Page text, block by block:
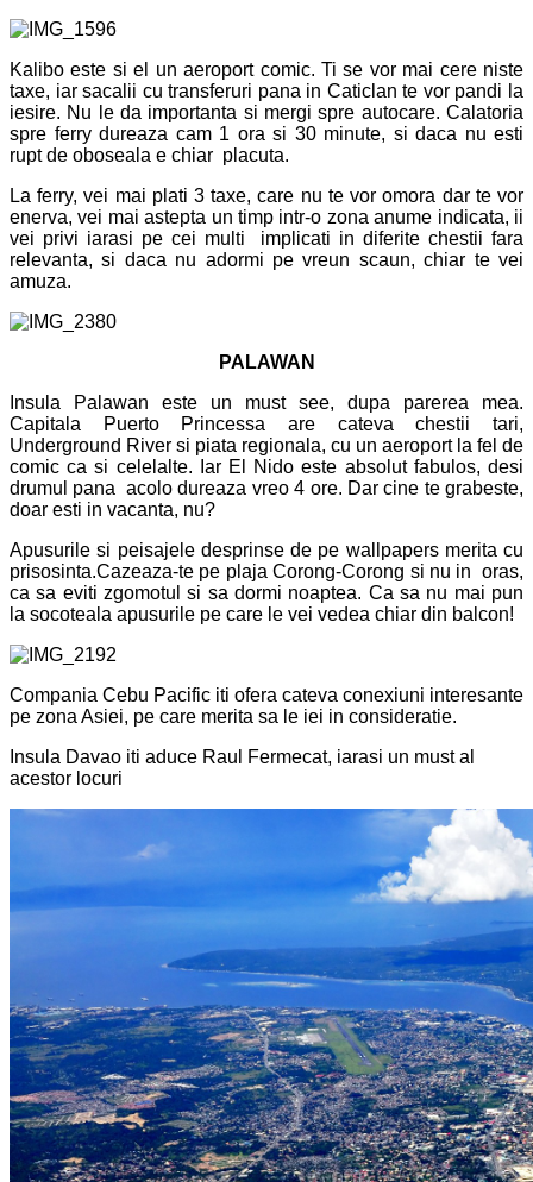
Kalibo este si el un aeroport comic. Ti se vor mai cere niste
taxe, iar sacalii cu transferuri pana in Caticlan te vor pandi la
iesire. Nu le da importanta si mergi spre autocare. Calatoria
spre ferry dureaza cam 1 ora si 30 minute, si daca nu esti
rupt de oboseala e chiar placuta.
La ferry, vei mai plati 3 taxe, care nu te vor omora dar te vor
enerva, vei mai astepta un timp intr-o zona anume indicata, ii
vei privi iarasi pe cei multi implicati in diferite chestii fara
relevanta, si daca nu adormi pe vreun scaun, chiar te vei
amuza.
PALAWAN
Insula Palawan este un must see, dupa parerea mea.
Capitala Puerto Princessa are cateva chestii tari,
Underground River si piata regionala, cu un aeroport la fel de
comic ca si celelalte. Iar El Nido este absolut fabulos, desi
drumul pana acolo dureaza vreo 4 ore. Dar cine te grabeste,
doar esti in vacanta, nu?
Apusurile si peisajele desprinse de pe wallpapers merita cu
prisosinta.Cazeaza-te pe plaja Corong-Corong si nu in oras,
ca sa eviti zgomotul si sa dormi noaptea. Ca sa nu mai pun
la socoteala apusurile pe care le vei vedea chiar din balcon!
Compania Cebu Pacific iti ofera cateva conexiuni interesante
pe zona Asiei, pe care merita sa le iei in consideratie.
Insula Davao iti aduce Raul Fermecat, iarasi un must al
acestor locuri